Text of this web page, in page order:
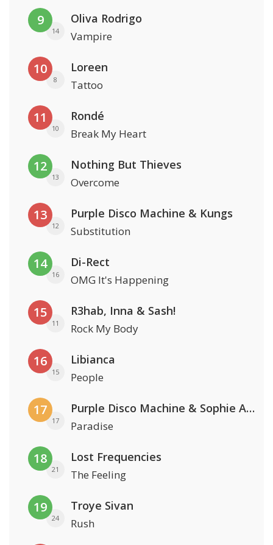
9
14
Oliva Rodrigo
Vampire
10
8
Loreen
Tattoo
11
10
Rondé
Break My Heart
12
13
Nothing But Thieves
Overcome
13
12
Purple Disco Machine & Kungs
Substitution
14
16
Di-Rect
OMG It's Happening
15
11
R3hab, Inna & Sash!
Rock My Body
16
15
Libianca
People
17
17
Purple Disco Machine & Sophie And The Giants
Paradise
18
21
Lost Frequencies
The Feeling
19
24
Troye Sivan
Rush